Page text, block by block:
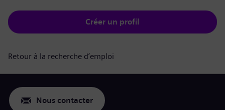
Créer un profil
Retour à la recherche d’emploi
Nous contacter